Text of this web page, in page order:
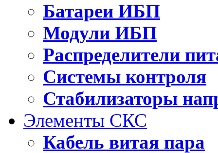
Батареи ИБП
Модули ИБП
Распределители
Системы контроля
Стабилизаторы
Элементы СКС
Кабель витая пара